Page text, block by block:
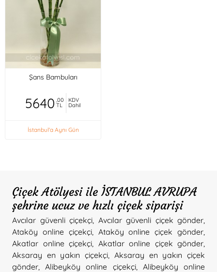
Şans Bambuları
5640 ,00
TL
KDV
Dahil
İstanbul'a Aynı Gün
Çiçek Atölyesi ile İSTANBUL AVRUPA
şehrine ucuz ve hızlı çiçek siparişi
Avcılar güvenli çiçekçi Avcılar güvenli çiçek gönder
Ataköy online çiçekçi, Ataköy online çiçek gönder
Akatlar online çiçekçi
Akatlar online çiçek gönder
Aksaray en yakın çiçekçi
Aksaray en yakın çiçek
gönder ,Alibeyköy online çiçekçi, Alibeyköy online